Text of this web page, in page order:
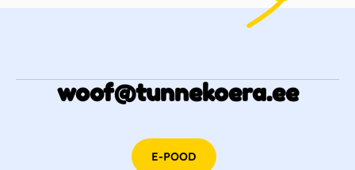
woof@tunnekoera.ee
E-POOD